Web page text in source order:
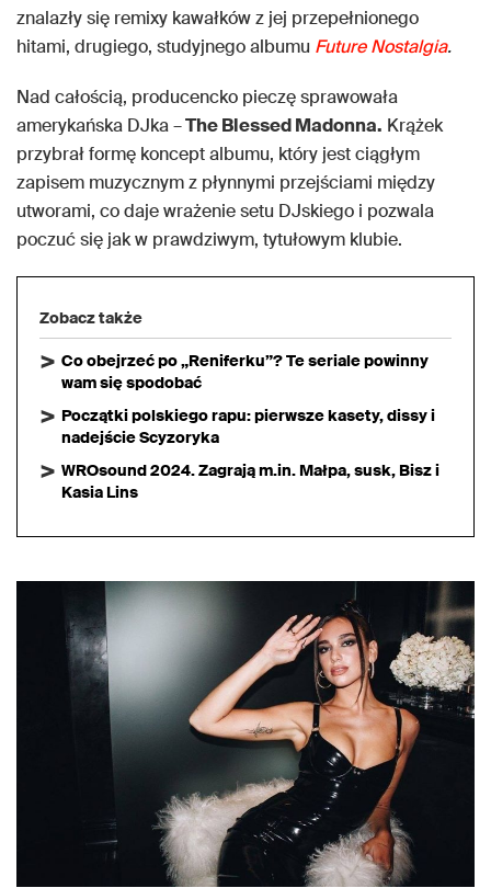
znalazły się remixy kawałków z jej przepełnionego
hitami, drugiego, studyjnego albumu Future Nostalgia.
Nad całością, producencko pieczę sprawowała
amerykańska DJka –The Blessed Madonna. Krążek
przybrał formę koncept albumu, który jest ciągłym
zapisem muzycznym z płynnymi przejściami między
utworami, co daje wrażenie setu DJskiego i pozwala
poczuć się jak w prawdziwym, tytułowym klubie.
Zobacz także
Co obejrzeć po „Reniferku”? Te seriale powinny
wam się spodobać
Początki polskiego rapu: pierwsze kasety, dissy i
nadejście Scyzoryka
WROsound 2024. Zagrają m.in. Małpa, susk, Bisz i
Kasia Lins